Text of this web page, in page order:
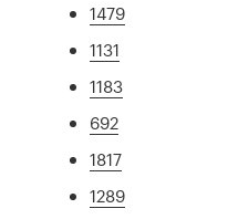
1479
1131
1183
692
1817
1289